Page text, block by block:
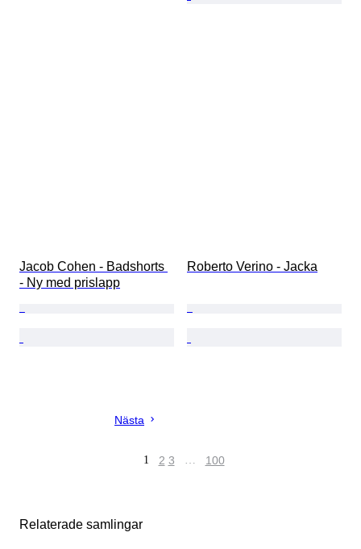
Jacob Cohen - Badshorts
- Ny med prislapp
Roberto Verino - Jacka
Nästa
1 2 3 … 100
Relaterade samlingar